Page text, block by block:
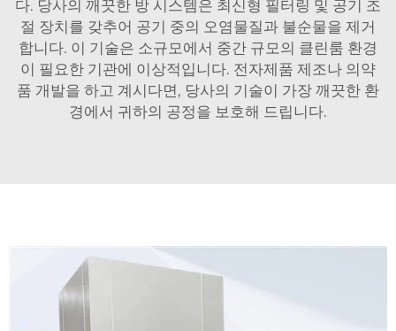
다. 당사의 깨끗한 방 시스템은 최신형 필터링 및 공기 조
절 장치를 갖추어 공기 중의 오염물질과 불순물을 제거
합니다. 이 기술은 소규모에서 중간 규모의 클린룸 환경
이 필요한 기관에 이상적입니다. 전자제품 제조나 의약
품 개발을 하고 계시다면, 당사의 기술이 가장 깨끗한 환
경에서 귀하의 공정을 보호해 드립니다.